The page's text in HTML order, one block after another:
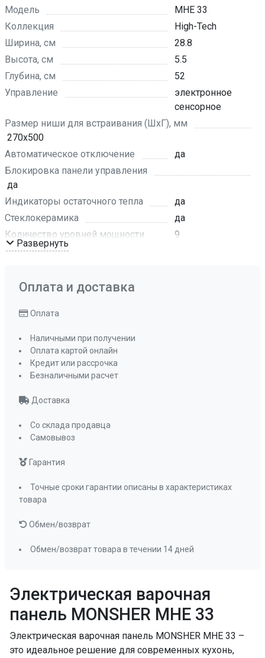
Модель
MHE 33
Коллекция
High-Tech
Ширина, см
28.8
Высота, см
5.5
Глубина, см
52
Управление
электронное
сенсорное
Размер ниши для встраивания (ШхГ), мм
270х500
Автоматическое отключение
да
Блокировка панели управления
да
Индикаторы остаточного тепла
да
Стеклокерамика
да
Количество уровней мощности
9
Количество цифровых дисплеев
Цвет
Таймер
Мощность конфорок, кВт: передняя
1,2 кВт
Мощность конфорок, кВт: задняя
1,8 кВт , 0,9 кВт
Диаметр зон, мм. передняя
Тип нагрева
ПРОМО Скидка
Развернуть
Электрическая варочная
панель MONSHER MHE 33
Электрическая варочная панель MONSHER MHE 33 –
это идеальное решение для современных кухонь,
Оплата и доставка
Оплата
Наличными при получении
Оплата картой онлайн
Кредит или рассрочка
Безналичными расчет
Доставка
Со склада продавца
Самовывоз
Гарантия
Точные сроки гарантии описаны в характеристиках
товара
Обмен/возврат
Обмен/возврат товара в течении 14 дней